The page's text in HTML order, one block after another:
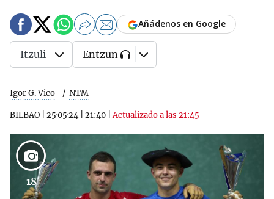
Igor G. Vico NTM
BILBAO 25·05·24 21:40 |Actualizado a las 21:45
Añádenos en Google
Itzuli Entzun
18